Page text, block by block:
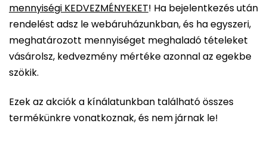
mennyiségi KEDVEZMÉNYEKET! Ha bejelentkezés után
rendelést adsz le webáruházunkban, és ha egyszeri,
meghatározott mennyiséget meghaladó tételeket
vásárolsz, kedvezmény mértéke azonnal az egekbe
szökik.
Ezek az akciók a kínálatunkban található összes
termékünkre vonatkoznak, és nem járnak le!